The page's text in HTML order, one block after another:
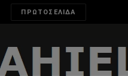
ΠΡΩΤΟΣΕΛΙΔΑ